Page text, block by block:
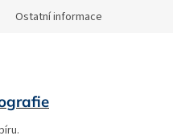
Ostatní informace